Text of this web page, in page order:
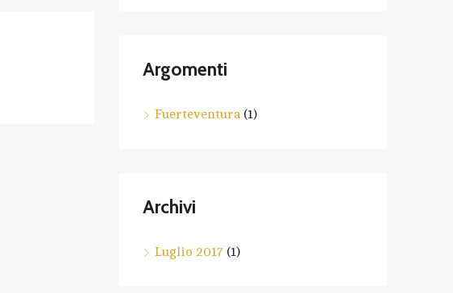
Argomenti
Fuerteventura(1)
Archivi
Luglio 2017 (1)